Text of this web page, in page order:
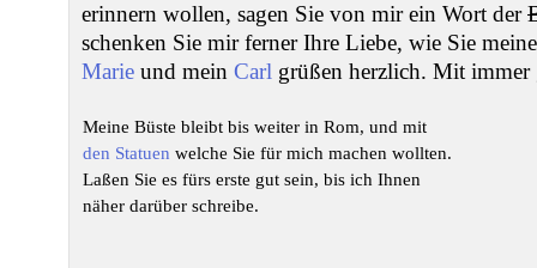
erinnern wollen, sagen Sie von mir ein Wort der
schenken Sie mir ferner Ihre Liebe, wie Sie
Marie und mein Carl grüßen herzlich. Mit
Meine Büste bleibt bis weiter in Rom, und mit
den Statuen welche Sie für mich machen wollten.
Laßen Sie es fürs erste gut sein, bis ich Ihnen
näher darüber schreibe.